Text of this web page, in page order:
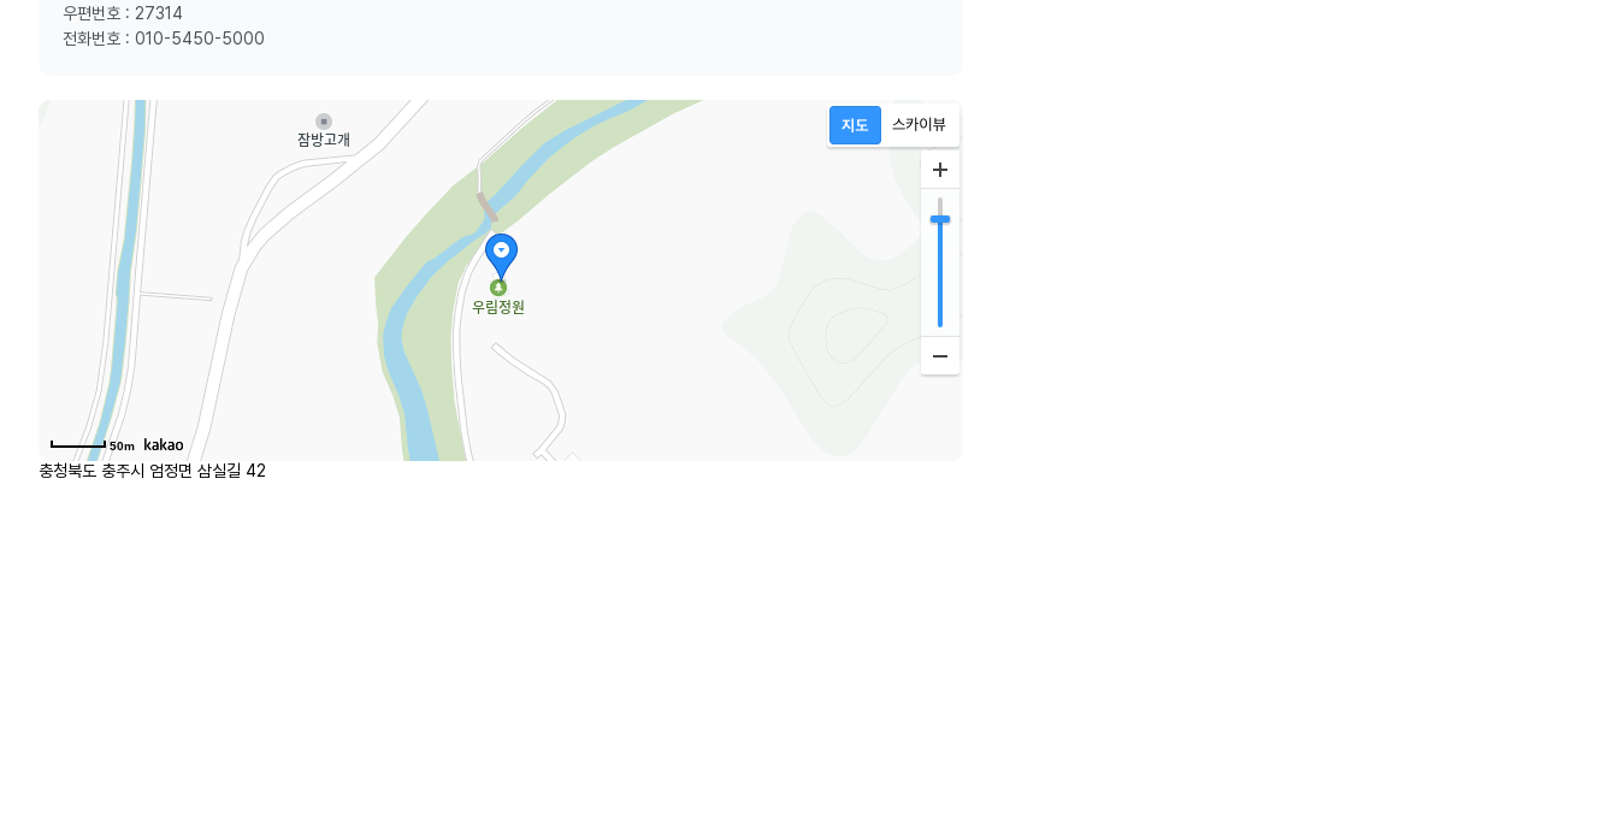
우편번호 : 27314
전화번호 : 010-5450-5000
50m
충청북도 충주시 엄정면 삼실길 42